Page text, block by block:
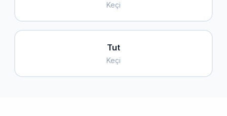
Keçi
Tut
Keçi